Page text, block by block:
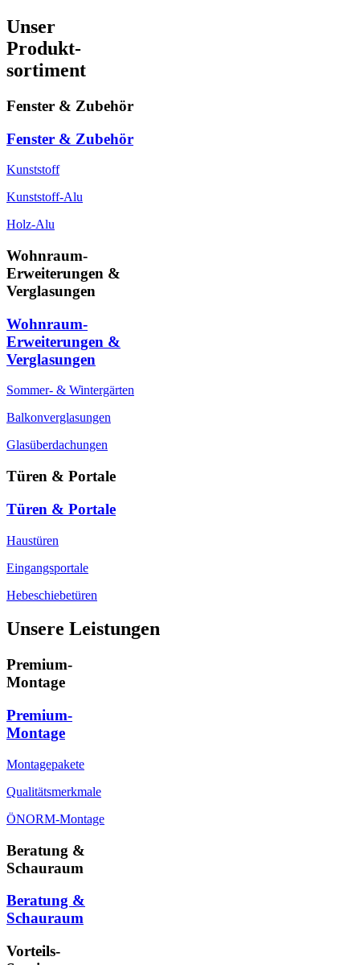
Unser
Produkt-
sortiment
Fenster & Zubehör
Fenster & Zubehör
Kunststoff
Kunststoff-Alu
Holz-Alu
Wohnraum-
Erweiterungen &
Verglasungen
Wohnraum-
Erweiterungen &
Verglasungen
Sommer- & Wintergärten
Balkonverglasungen
Glasüberdachungen
Türen & Portale
Türen & Portale
Haustüren
Eingangsportale
Hebeschiebetüren
Unsere Leistungen
Premium-
Montage
Premium-
Montage
Montagepakete
Qualitätsmerkmale
ÖNORM-Montage
Beratung &
Schauraum
Beratung &
Schauraum
Vorteils-